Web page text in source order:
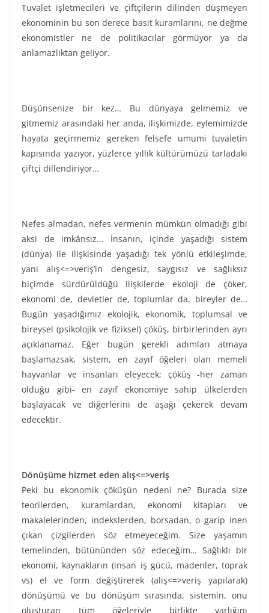
Tuvalet işletmecileri ve çiftçilerin dilinden düşmeyen
ekonominin bu son derece basit kuramlarını, ne değme
ekonomistler ne de politikacılar görmüyor ya da
anlamazlıktan geliyor.
Düşünsenize bir kez… Bu dünyaya gelmemiz ve
gitmemiz arasındaki her anda, ilişkimizde, eylemimizde
hayata geçirmemiz gereken felsefe umumi tuvaletin
kapısında yazıyor, yüzlerce yıllık kültürümüzü tarladaki
çiftçi dillendiriyor…
Nefes almadan, nefes vermenin mümkün olmadığı gibi
aksi de imkânsız… İnsanın, içinde yaşadığı sistem
(dünya) ile ilişkisinde yaşadığı tek yönlü etkileşimde,
yani alış<=>veriş’in dengesiz, saygısız ve sağlıksız
biçimde sürdürüldüğü ilişkilerde ekoloji de çöker,
ekonomi de, devletler de, toplumlar da, bireyler de…
Bugün yaşadığımız ekolojik, ekonomik, toplumsal ve
bireysel (psikolojik ve fiziksel) çöküş, birbirlerinden ayrı
açıklanamaz. Eğer bugün gerekli adımları atmaya
başlamazsak, sistem, en zayıf öğeleri olan memeli
hayvanlar ve insanları eleyecek; çöküş -her zaman
olduğu gibi- en zayıf ekonomiye sahip ülkelerden
başlayacak ve diğerlerini de aşağı çekerek devam
edecektir.
Dönüşüme hizmet eden alış<=>veriş
Peki bu ekonomik çöküşün nedeni ne? Burada size
teorilerden, kuramlardan, ekonomi kitapları ve
makalelerinden, indekslerden, borsadan, o garip inen
çıkan çizgilerden söz etmeyeceğim. Size yaşamın
temelinden, bütününden söz edeceğim… Sağlıklı bir
ekonomi, kaynakların (insan iş gücü, madenler, toprak
vs) el ve form değiştirerek (alış<=>veriş yapılarak)
dönüşümü ve bu dönüşüm sırasında, sistemin, onu
oluşturan tüm öğeleriyle birlikte varlığını